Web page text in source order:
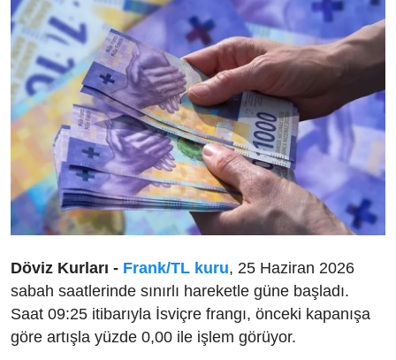
Döviz Kurları - Frank/TL kuru, 25 Haziran 2026
sabah saatlerinde sınırlı hareketle güne başladı.
Saat 09:25 itibarıyla İsviçre frangı, önceki kapanışa
göre artışla yüzde 0,00 ile işlem görüyor.